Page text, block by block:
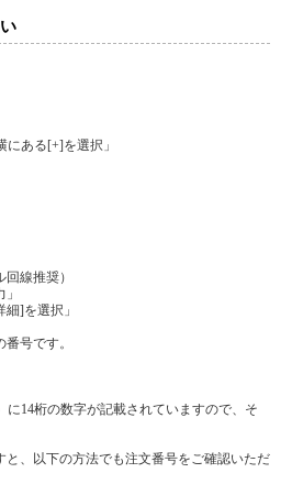
ある[+]を選択」
線推奨）
]を選択」
号です。
に14桁の数字が記載されていますので、そ
と、以下の方法でも注文番号をご確認いただ